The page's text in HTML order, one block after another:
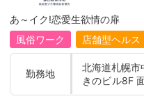
イトレジ
企業様に
いる会社
入社・勤
ャル
【
数です
00
More
t in 3 or
저 공략
底的入
推出語
あ～イク!恋愛生欲情の扉
風俗ワーク
店舗型ヘルス
勤務地
北海道札幌
きのビル8F 面接時にご希望の勤務地をお伺い
し、配属店